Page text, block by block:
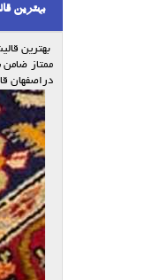
بهترین
بهترین
ممتاز
دراصفهان